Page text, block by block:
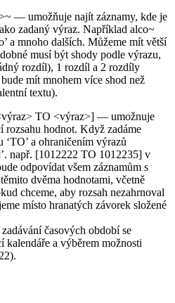
— umožňuje najít záznamy, kde je
zadaný výraz. Například alco~
a mnoho dalších. Můžeme mít větší
musí být shody podle výrazu,
rozdíl), 1 rozdíl a 2 rozdíly
mít mnohem více shod než
textu).
TO <výraz>] — umožnuje
hodnot. Když zadáme
‘TO’ a ohraničením výrazů
např. [1012222 TO 1012235] v
odpovídat všem záznamům s
dvěma hodnotami, včetně
chceme, aby rozsah nezahrnoval
místo hranatých závorek složené
časových období se
kalendáře a výběrem možnosti